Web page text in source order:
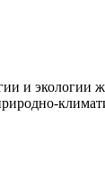
и экологии